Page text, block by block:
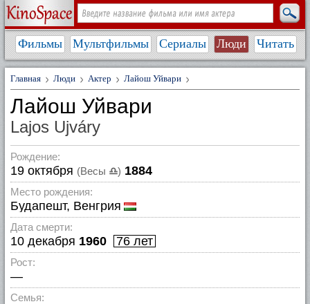
Фильмы Мультфильмы Сериалы Люди Читать
Главная Люди Актер Лайош Уйвари
Лайош Уйвари
Lajos Ujváry
Рождение:
19 октября (Весы ♎) 1884
Место рождения:
Будапешт, Венгрия
Дата смерти:
10 декабря 1960 76 лет
Рост:
—
Семья: